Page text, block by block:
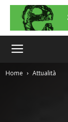
Home Attualità